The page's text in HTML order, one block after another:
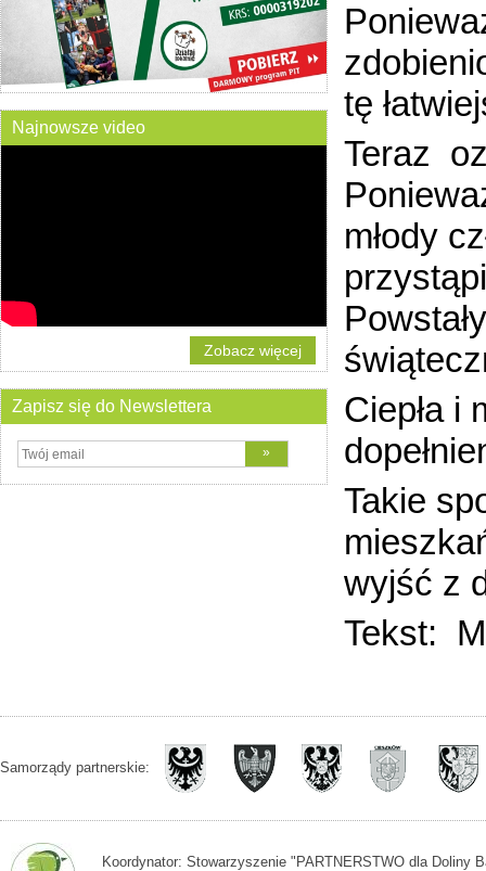
Najnowsze video
Zobacz więcej
Zapisz się do Newslettera
tę
Teraz
młody
Ciepła i
Takie
wyjść z
Tekst:
Samorządy partnerskie:
Koordynator: Stowarzyszenie "PARTNERSTWO dla